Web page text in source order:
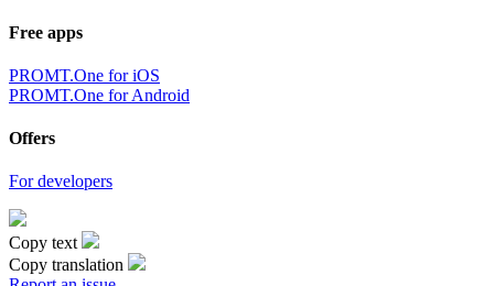
Free apps
PROMT.One for iOS
PROMT.One for Android
Offers
For developers
Copy text
Copy translation